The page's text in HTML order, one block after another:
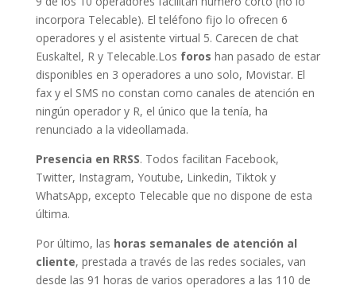
incorpora Telecable). El teléfono fijo lo ofrecen 6
operadores y el asistente virtual 5. Carecen de chat
Euskaltel, R y Telecable.Los foros han pasado de estar
disponibles en 3 operadores a uno solo, Movistar. El
fax y el SMS no constan como canales de atención en
ningún operador y R, el único que la tenía, ha
renunciado a la videollamada.
Presencia en RRSS. Todos facilitan Facebook,
Twitter, Instagram, Youtube, Linkedin, Tiktok y
WhatsApp, excepto Telecable que no dispone de esta
última.
Por último, las horas semanales de atención al
cliente, prestada a través de las redes sociales, van
desde las 91 horas de varios operadores a las 110 de